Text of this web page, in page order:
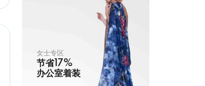
女士专区
节省17%
办公室着装